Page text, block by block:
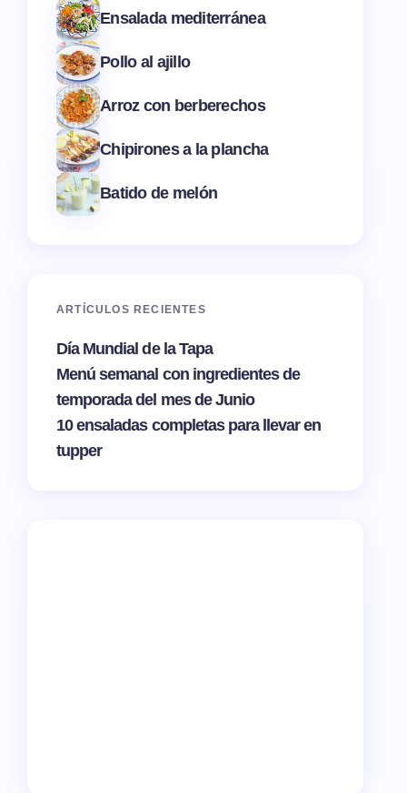
Ensalada mediterránea
Pollo al ajillo
Arroz con berberechos
Chipirones a la plancha
Batido de melón
ARTÍCULOS RECIENTES
Día Mundial de la Tapa
Menú semanal con ingredientes de
temporada del mes de Junio
10 ensaladas completas para llevar en
tupper